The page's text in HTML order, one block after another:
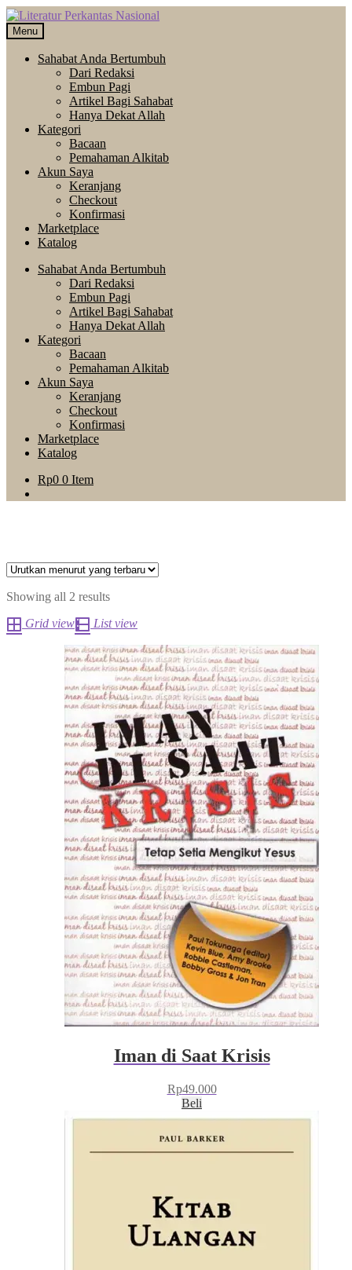
Skip
to
navigation
Langsung
ke
isi
Menu
Sahabat Anda Bertumbuh
Dari Redaksi
Embun Pagi
Artikel Bagi Sahabat
Hanya Dekat Allah
Kategori
Bacaan
Pemahaman Alkitab
Akun Saya
Keranjang
Checkout
Konfirmasi
Marketplace
Katalog
Sahabat Anda Bertumbuh
Dari Redaksi
Embun Pagi
Artikel Bagi Sahabat
Hanya Dekat Allah
Kategori
Bacaan
Pemahaman Alkitab
Akun Saya
Keranjang
Checkout
Konfirmasi
Marketplace
Katalog
Rp0 0 Item
Showing all 2 results
Grid view
List view
Iman di Saat Krisis
Rp49.000
Beli